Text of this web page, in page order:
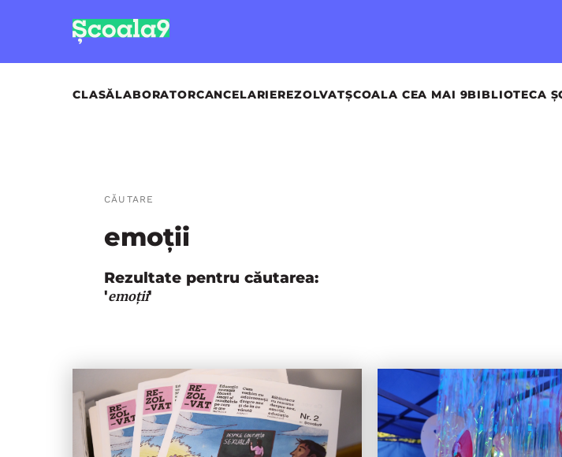
CLASĂLABORATORCANCELARIEREZOLVATȘCOALA CEA MAI 9BIBLIOTECA
CĂUTARE
emoții
Rezultate pentru căutarea:
'emoții'